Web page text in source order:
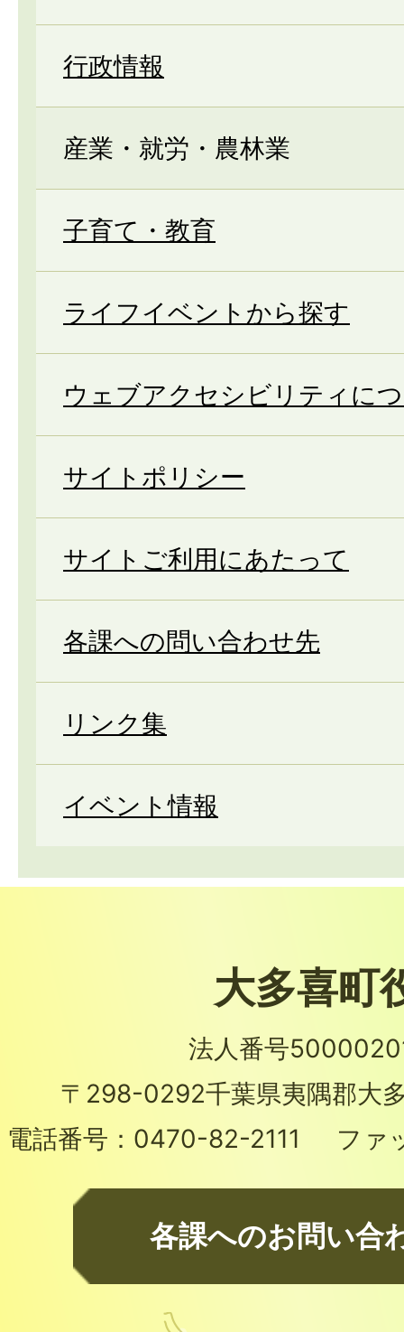
行政情報
産業・就労・農林業
子育て・教育
ライフイベントから探す
ウェブアクセシビリティに
サイトポリシー
サイトご利用にあたって
各課への問い合わせ先
リンク集
イベント情報
大多喜町
法人番号
〒298-0292千葉県夷隅郡大
電話番号： 0470-82-2111 ファ
各課へのお問い合